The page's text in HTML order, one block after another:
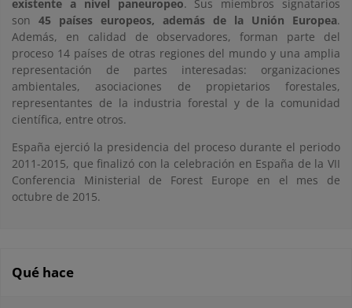
existente a nivel paneuropeo. Sus miembros signatarios
son 45 países europeos, además de la Unión Europea.
Además, en calidad de observadores, forman parte del
proceso 14 países de otras regiones del mundo y una amplia
representación de partes interesadas: organizaciones
ambientales, asociaciones de propietarios forestales,
representantes de la industria forestal y de la comunidad
científica, entre otros.
España ejerció la presidencia del proceso durante el periodo
2011-2015, que finalizó con la celebración en España de la VII
Conferencia Ministerial de Forest Europe en el mes de
octubre de 2015.
Qué hace